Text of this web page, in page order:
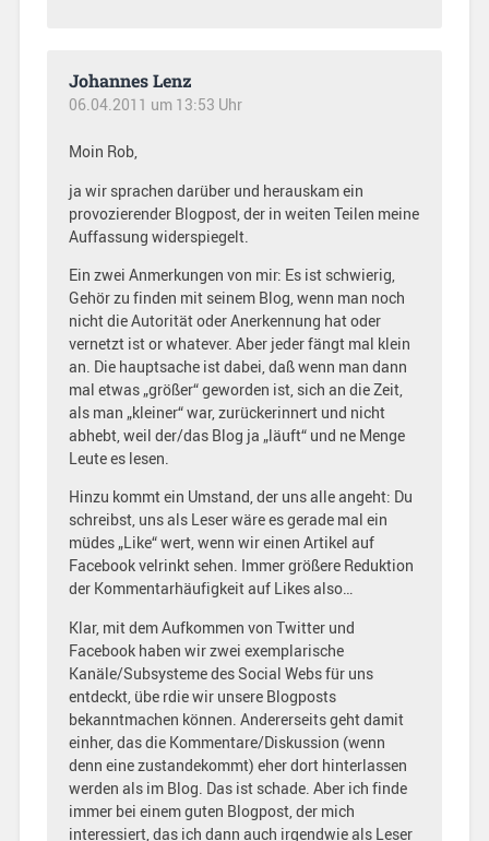
Johannes Lenz
06.04.2011 um 13:53 Uhr
Moin Rob,
ja wir sprachen darüber und herauskam ein
provozierender Blogpost, der in weiten Teilen meine
Auffassung widerspiegelt.
Ein zwei Anmerkungen von mir: Es ist schwierig,
Gehör zu finden mit seinem Blog, wenn man noch
nicht die Autorität oder Anerkennung hat oder
vernetzt ist or whatever. Aber jeder fängt mal klein
an. Die hauptsache ist dabei, daß wenn man dann
mal etwas „größer“ geworden ist, sich an die Zeit,
als man „kleiner“ war, zurückerinnert und nicht
abhebt, weil der/das Blog ja „läuft“ und ne Menge
Leute es lesen.
Hinzu kommt ein Umstand, der uns alle angeht: Du
schreibst, uns als Leser wäre es gerade mal ein
müdes „Like“ wert, wenn wir einen Artikel auf
Facebook velrinkt sehen. Immer größere Reduktion
der Kommentarhäufigkeit auf Likes also…
Klar, mit dem Aufkommen von Twitter und
Facebook haben wir zwei exemplarische
Kanäle/Subsysteme des Social Webs für uns
entdeckt, übe rdie wir unsere Blogposts
bekanntmachen können. Andererseits geht damit
einher, das die Kommentare/Diskussion (wenn
denn eine zustandekommt) eher dort hinterlassen
werden als im Blog. Das ist schade. Aber ich finde
immer bei einem guten Blogpost, der mich
interessiert, das ich dann auch irgendwie als Leser